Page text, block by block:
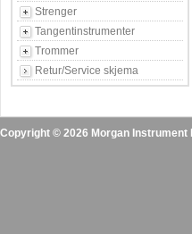
Strenger
Tangentinstrumenter
Trommer
Retur/Service skjema
Copyright © 2026 Morgan